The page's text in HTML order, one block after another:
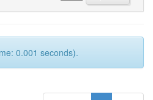
0.001 seconds).